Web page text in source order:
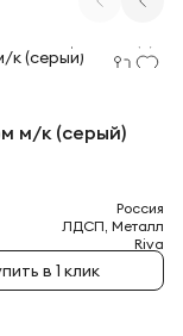
м/к (серый)
в 1 клик
Россия
ЛДСП, Металл
Riva